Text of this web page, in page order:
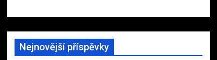
Nejnovější příspěvky